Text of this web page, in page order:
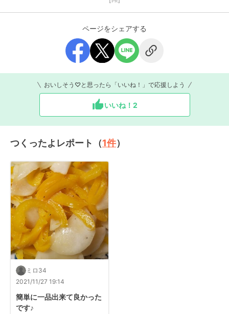
ページをシェアする
おいしそう♡と思ったら「いいね！」で応援しよう
いいね！ 2
つくったよレポート（1件）
ミロ34
2021/11/27 19:14
簡単に一品出来て良かった
です♪